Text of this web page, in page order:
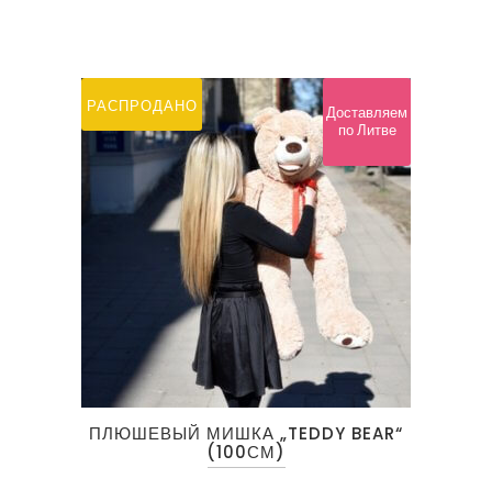
можно
выбрать
странице
РАСПРОДАНО
ПЛЮШЕВЫЙ МИШКА „TEDDY BEAR“
(100СМ)
Доставляем
по Литве